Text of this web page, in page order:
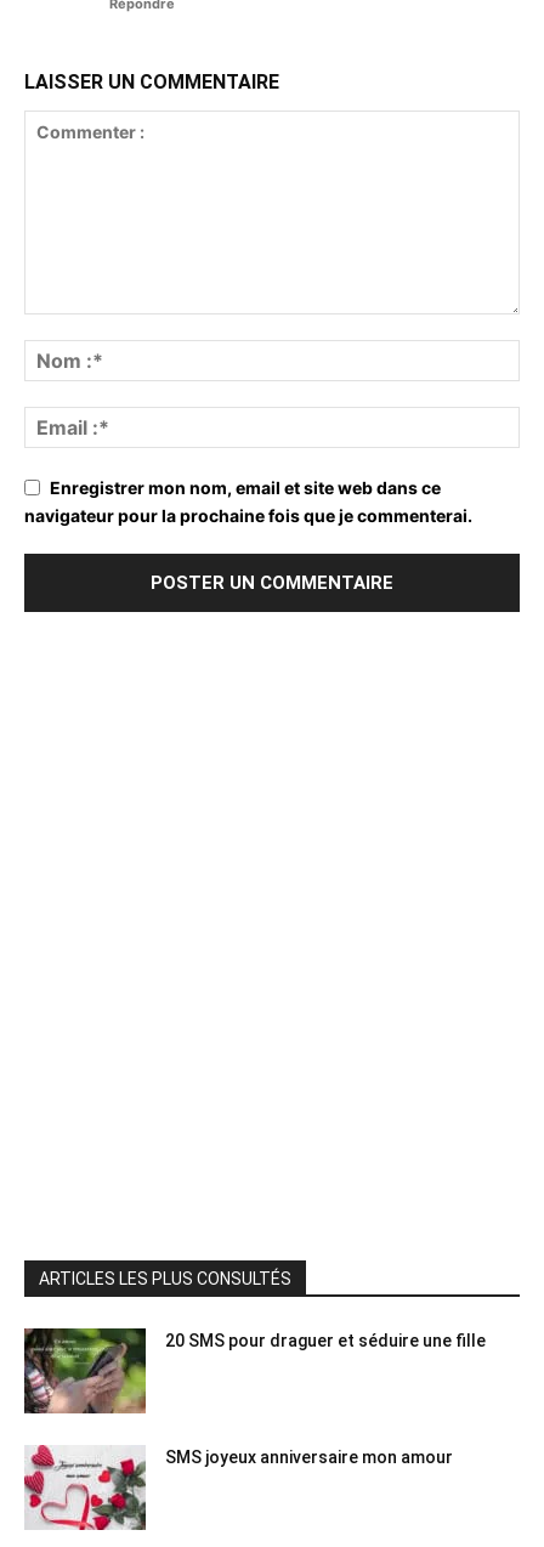
LAISSER UN COMMENTAIRE
Enregistrer mon nom, email et site web dans ce
navigateur pour la prochaine fois que je commenterai.
ARTICLES LES PLUS CONSULTÉS
20 SMS pour draguer et séduire une fille
SMS joyeux anniversaire mon amour